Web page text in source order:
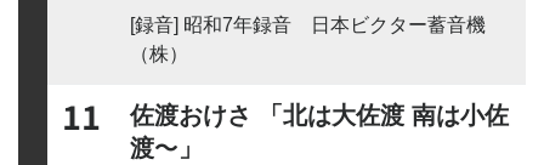
[録音] 昭和7年録音 日本ビクター蓄音機
（株）
11
佐渡おけさ 「北は大佐渡 南は小佐
渡〜 」